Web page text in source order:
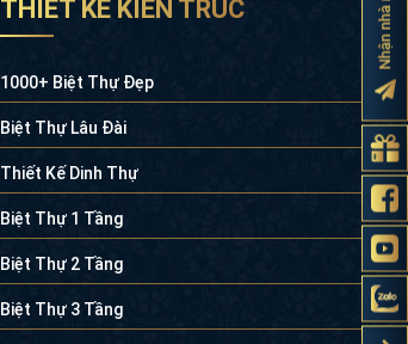
THIẾT KẾ KIẾN TRÚC
1000+ Biệt Thự Đẹp
Biệt Thự Lâu Đài
Thiết Kế Dinh Thự
Biệt Thự 1 Tầng
Biệt Thự 2 Tầng
Biệt Thự 3 Tầng
Nhận nhà mẫu